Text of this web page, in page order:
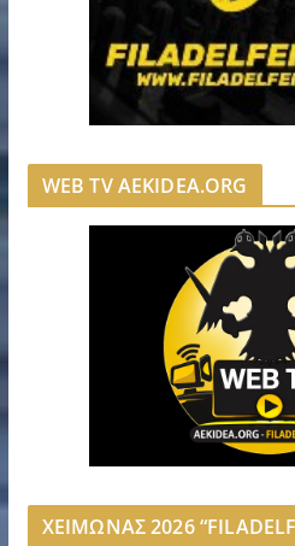
WEB TV AEKIDEA.ORG
ΧΕΙΜΩΝΑΣ 2026